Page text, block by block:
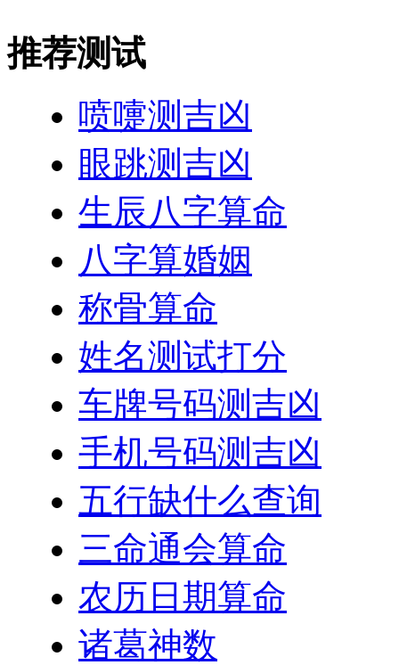
推荐测试
喷嚏测吉凶
眼跳测吉凶
生辰八字算命
八字算婚姻
称骨算命
姓名测试打分
车牌号码测吉凶
手机号码测吉凶
五行缺什么查询
三命通会算命
农历日期算命
诸葛神数